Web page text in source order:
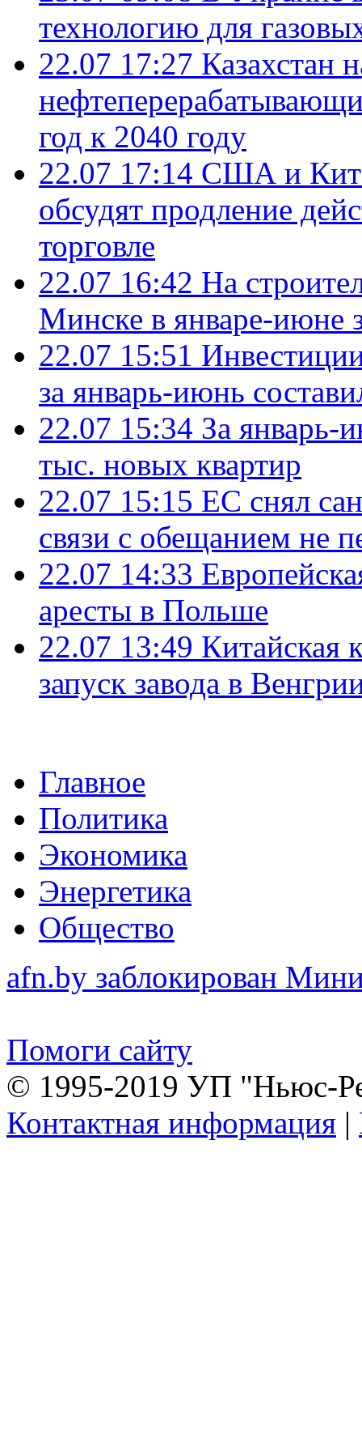
технологию для
22.07 17:27 Казахстан
год к 2040 году
22.07 17:14 США и
обсудят продление
торговле
22.07 16:42 На
Минске в январе-июне
22.07 15:51
за январь-июнь
22.07 15:34 За январь-
тыс. новых квартир
22.07 15:15 ЕС снял
связи с обещанием не
22.07 14:33
аресты в Польше
22.07 13:49 Китайская
запуск завода в
Главное
Политика
Экономика
Энергетика
Общество
afn.by заблокирован
Помоги сайту
© 1995-2019 УП "Ньюс-
Контактная информация |